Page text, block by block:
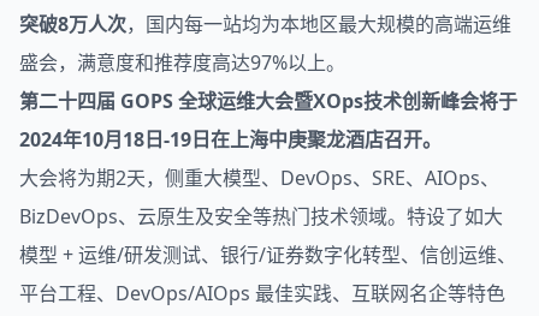
突破8万人次，国内每一站均为本地区最大规模的高端运维
盛会，满意度和推荐度高达97%以上。
第二十四届 GOPS 全球运维大会暨XOps技术创新峰会将于
2024年10月18日-19日在上海中庚聚龙酒店召开。
大会将为期2天，侧重大模型、DevOps、SRE、AIOps、
BizDevOps、云原生及安全等热门技术领域。特设了如大
模型 + 运维/研发测试、银行/证券数字化转型、信创运维、
平台工程、DevOps/AIOps 最佳实践、互联网名企等特色